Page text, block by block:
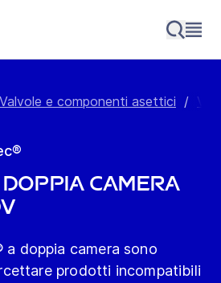
Valvole e componenti asettici /
camera
doppia camera sono
prodotti incompatibili